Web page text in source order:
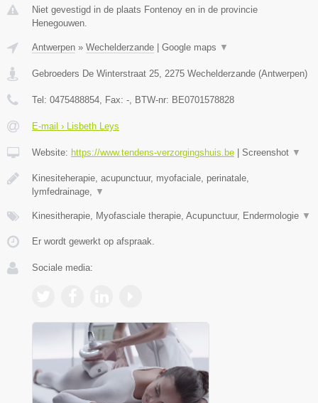
Niet gevestigd in de plaats Fontenoy en in de provincie
Henegouwen.
Antwerpen » Wechelderzande Google maps ▼
Gebroeders De Winterstraat 25, 2275 Wechelderzande (Antwerpen)
Tel: 0475488854, Fax: -, BTW-nr: BE0701578828
E-mail › Lisbeth Leys
Website: https://www.tendens-verzorgingshuis.be Screenshot ▼
Kinesiteherapie, acupunctuur, myofaciale, perinatale,
lymfedrainage, ▼
Kinesitherapie, Myofasciale therapie, Acupunctuur, Endermologie ▼
Er wordt gewerkt op afspraak.
Sociale media: